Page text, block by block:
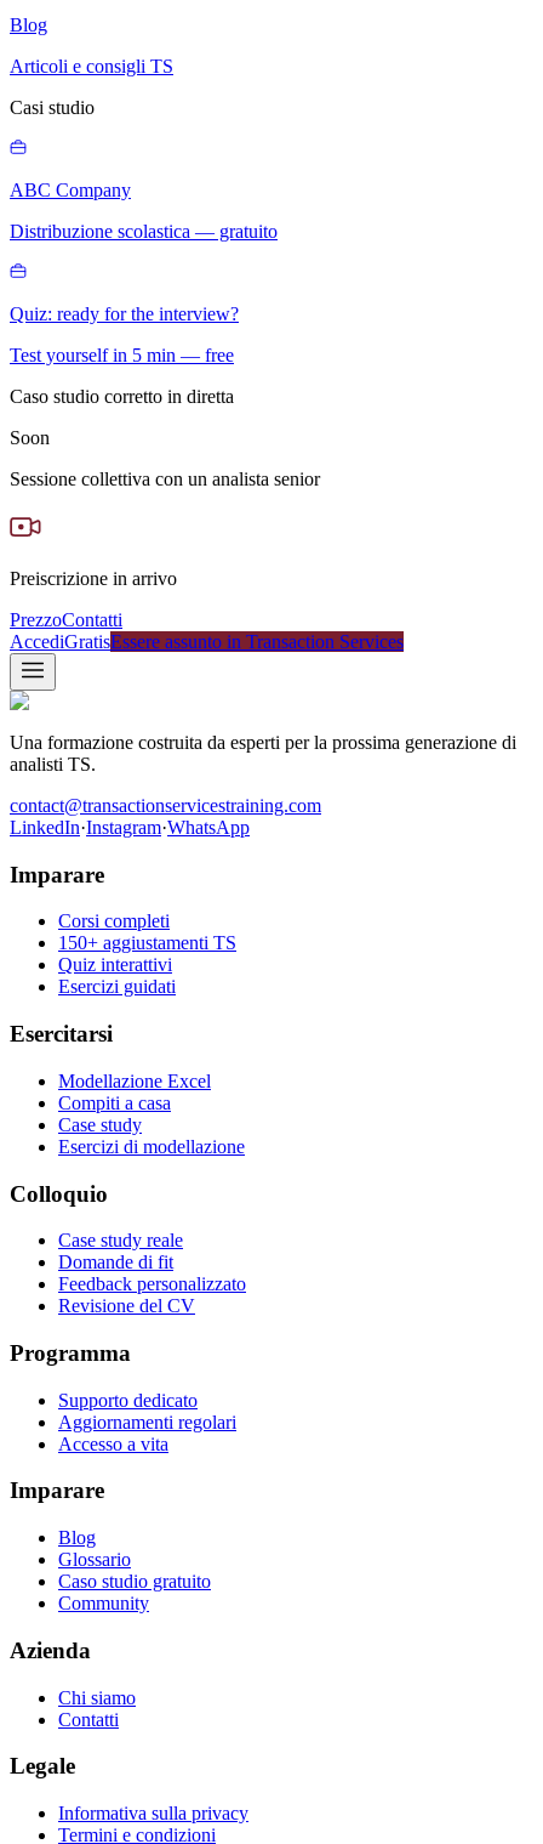
Blog
Articoli e consigli TS
Casi studio
ABC Company
Distribuzione scolastica — gratuito
Quiz: ready for the interview?
Test yourself in 5 min — free
Caso studio corretto in diretta
Soon
Sessione collettiva con un analista senior
Preiscrizione in arrivo
PrezzoContatti
AccediGratisEssere assunto in Transaction Services
Una formazione costruita da esperti per la prossima generazione di
analisti TS.
contact@transactionservicestraining.com
LinkedIn·Instagram·WhatsApp
Imparare
Corsi completi
150+ aggiustamenti TS
Quiz interattivi
Esercizi guidati
Esercitarsi
Modellazione Excel
Compiti a casa
Case study
Esercizi di modellazione
Colloquio
Case study reale
Domande di fit
Feedback personalizzato
Revisione del CV
Programma
Supporto dedicato
Aggiornamenti regolari
Accesso a vita
Imparare
Blog
Glossario
Caso studio gratuito
Community
Azienda
Chi siamo
Contatti
Legale
Informativa sulla privacy
Termini e condizioni